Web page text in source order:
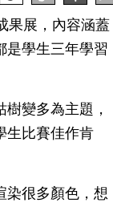
果展，內容涵蓋
是學生三年學習
變多為主題，
生比賽佳作肯
染很多顏色，想